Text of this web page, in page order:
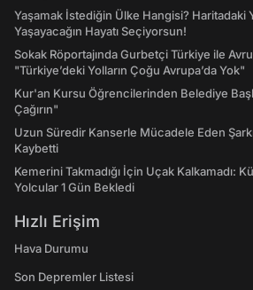
Yaşamak İstediğin Ülke Hangisi? Haritadaki
Yaşayacağın Hayatı Seçiyorsun!
Sokak Röportajında Gurbetçi Türkiye ile
"Türkiye’deki Yolların Çoğu Avrupa’da Yok"
Kur'an Kursu Öğrencilerinden Belediye
Çağırın"
Uzun Süredir Kanserle Mücadele Eden
Kaybetti
Kemerini Takmadığı İçin Uçak Kalkamadı:
Yolcular 1 Gün Bekledi
Hızlı Erişim
Hava Durumu
Son Depremler Listesi